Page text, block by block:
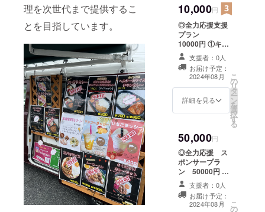
理を次世代まで提供するこ
とを目指しています。
月末発送 （2025
年8月1日より1
年間有効のチ
ケット） ※半年
に一度 合計2回
（第2回目は翌年
2月1日発送
キッチンカー商
品提供チケット1
枚2回お届け
（合計2枚のチ
ケットとなりま
御礼メール
10,000円
◎全力応援支援
プラン
10000円 ①キッ
チンカー商品の
提供チケット3枚
お届け 店主渾
身のスパイスカ
レー等（キッチ
ンカー販売品）
届けしま
す。 2025年
7月末発送
（2025年8月1日
より1年間有効の
チケット） ②半
期に一度開催の
新商品発表会に
支援者：0人
お届け予定：
2024年08月
詳細を見る
こ
の
リ
タ
ー
ン
を
選
択
す
る
50,000円
◎全力応援 ス
ポンサープラ
ン 50000円 ①
店主渾身のスパ
イスカレー等
（キッチンカー
販売品）の提供
支援者：0人
お届け予定：
2024年08月
こ
の